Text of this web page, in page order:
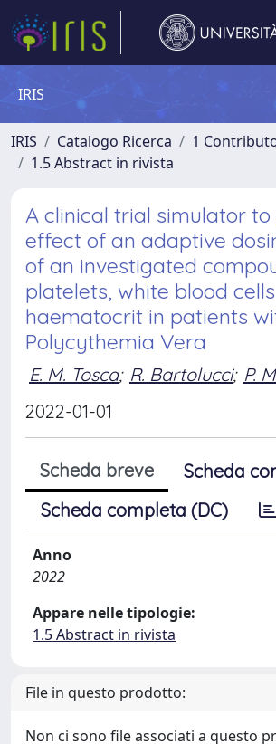
IRIS
IRIS Catalogo Ricerca
1
1.5 Abstract in rivista
A clinical trial simulator
effect of an adaptive
of an investigated
platelets, white blood
haematocrit in patients
Polycythemia Vera
E. M. Tosca; R. Bartolucci; P.
2022-01-01
Scheda breve
Scheda
Scheda completa (DC)
Anno
2022
Appare nelle tipologie:
1.5 Abstract in rivista
File in questo prodotto:
Non ci sono file associati a questo